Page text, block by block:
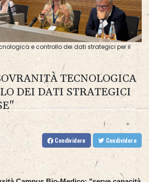
e controllo dei dati strategici per il
TECNOLOGICA
DEI DATI STRATEGICI
Condividere Condividere